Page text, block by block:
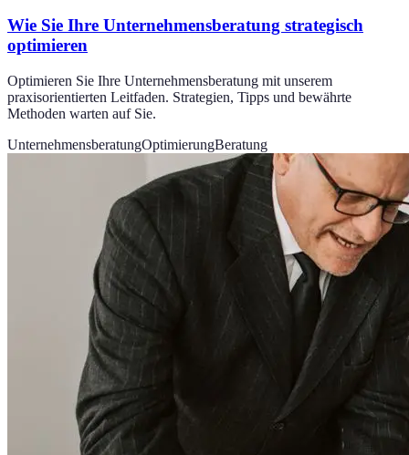
Wie Sie Ihre Unternehmensberatung strategisch
optimieren
Optimieren Sie Ihre Unternehmensberatung mit unserem
praxisorientierten Leitfaden. Strategien, Tipps und bewährte
Methoden warten auf Sie.
UnternehmensberatungOptimierungBeratung